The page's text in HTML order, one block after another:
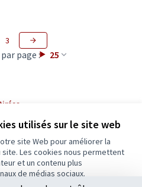
utilisés sur le site web
site Web pour améliorer la
Les cookies nous permettent
et un contenu plus
de médias sociaux.
page : 25
3